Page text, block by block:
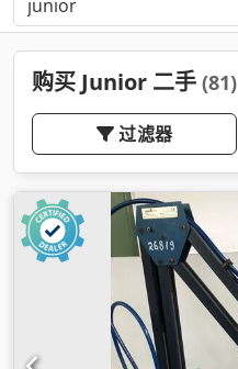
购买 Junior 二手 (81)
过滤器